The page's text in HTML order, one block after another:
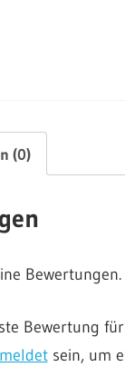
(0)
Bewertungen.
Bewertung
sein, um